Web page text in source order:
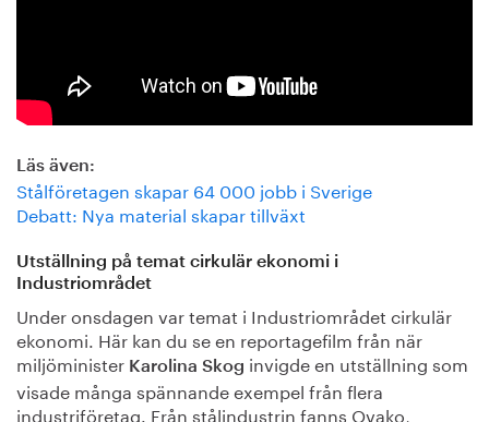
Läs även:
Stålföretagen skapar 64 000 jobb i Sverige
Debatt: Nya material skapar tillväxt
Utställning på temat cirkulär ekonomi i
Industriområdet
Under onsdagen var temat i Industriområdet cirkulär
ekonomi. Här kan du se en reportagefilm från när
miljöminister Karolina Skog invigde en utställning som
visade många spännande exempel från flera
industriföretag. Från stålindustrin fanns Ovako,